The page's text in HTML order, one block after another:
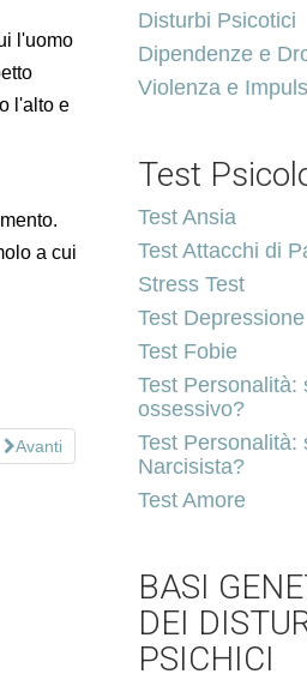
l'uomo
l'alto e
a cui
Avanti
Disturbi Psicotici
Dipendenze e
Violenza e
Test
Test Ansia
Test Attacchi di
Stress Test
Test Depressione
Test Fobie
Test Personalità:
ossessivo?
Test Personalità:
Narcisista?
Test Amore
BASI
DEI
PSICHICI